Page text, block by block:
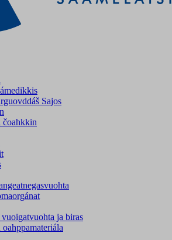
Sajos
čoahkkin
vuoigatvuohta ja biras